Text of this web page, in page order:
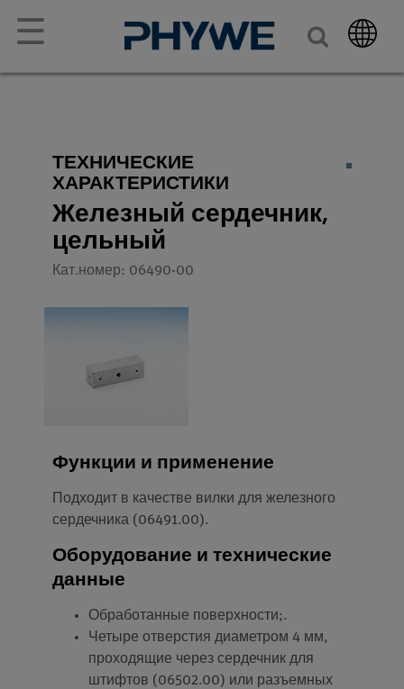
☰
ТЕХНИЧЕСКИЕ
ХАРАКТЕРИСТИКИ
Железный сердечник,
цельный
Кат.номер: 06490-00
Функции и применение
Подходит в качестве вилки для железного
сердечника (06491.00).
Оборудование и технические
данные
Обработанные поверхности;.
Четыре отверстия диаметром 4 мм,
проходящие через сердечник для
штифтов (06502.00) или разъемных